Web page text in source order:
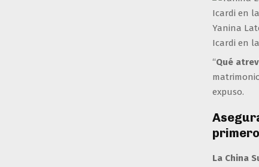
Yanina
Icardi en
“Qué
expuso.
La China